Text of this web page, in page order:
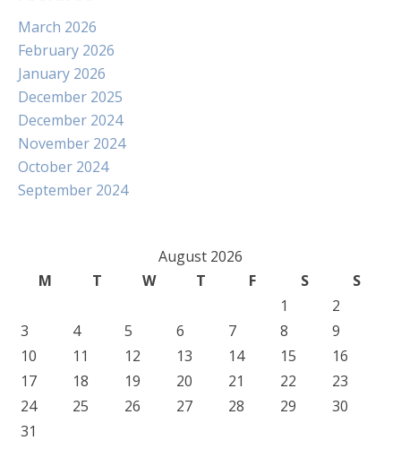
March 2026
February 2026
January 2026
December 2025
December 2024
November 2024
October 2024
September 2024
August 2026
M
T W T F S
S
1
2
3
4 5 6 7 8
9
10
11 12 13 14 15
16
17
18 19 20 21 22
23
24
25 26 27 28 29
30
31